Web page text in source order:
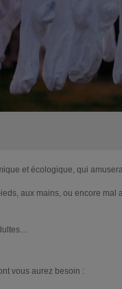
et écologique, qui
aux mains, ou encore mal
vous aurez besoin :